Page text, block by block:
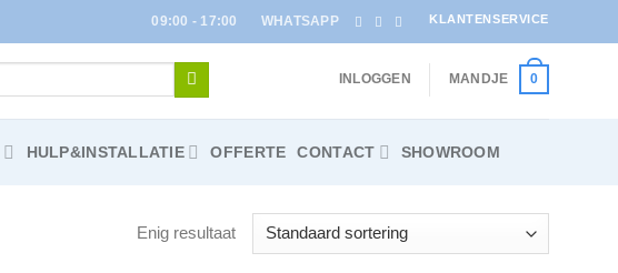
09:00 - 17:00 WHATSAPP KLANTENSERVICE
INLOGGEN MANDJE 0
HULP&INSTALLATIE OFFERTE CONTACT SHOWROOM
Enig resultaat